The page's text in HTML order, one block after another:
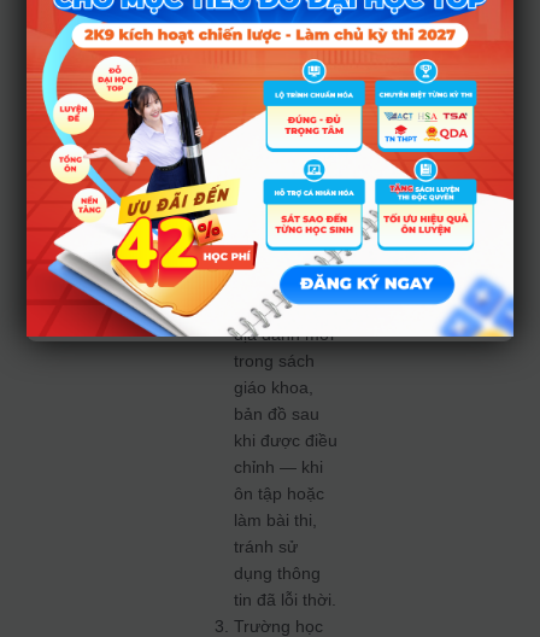
trình đã được
chỉnh sửa,
nội dung mới
là gì — từ đó
hỗ trợ con
học đúng nội
dung và
tránh học
Học sinh cần
chủ động cập
nhật số liệu,
địa danh mới
trong sách
giáo khoa,
bản đồ sau
khi được điều
chỉnh — khi
ôn tập hoặc
làm bài thi,
tránh sử
dụng thông
tin đã lỗi thời.
Trường học